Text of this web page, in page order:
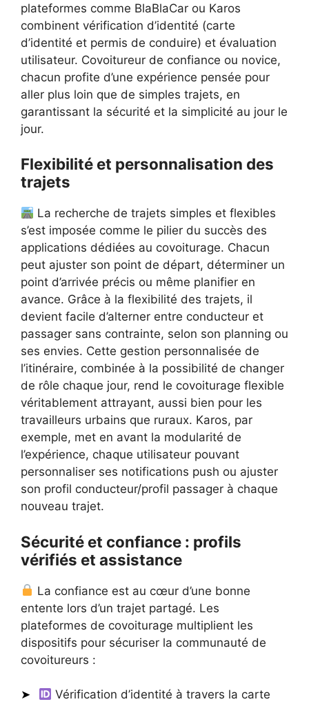
plateformes comme BlaBlaCar ou Karos
combinent vérification d’identité (carte
d’identité et permis de conduire) et évaluation
utilisateur. Covoitureur de confiance ou novice,
chacun profite d’une expérience pensée pour
aller plus loin que de simples trajets, en
garantissant la sécurité et la simplicité au jour le
jour.
Flexibilité et personnalisation des
trajets
La recherche de trajets simples et flexibles
s’est imposée comme le pilier du succès des
applications dédiées au covoiturage. Chacun
peut ajuster son point de départ, déterminer un
point d’arrivée précis ou même planifier en
avance. Grâce à la flexibilité des trajets, il
devient facile d’alterner entre conducteur et
passager sans contrainte, selon son planning ou
ses envies. Cette gestion personnalisée de
l’itinéraire, combinée à la possibilité de changer
de rôle chaque jour, rend le covoiturage flexible
véritablement attrayant, aussi bien pour les
travailleurs urbains que ruraux. Karos, par
exemple, met en avant la modularité de
l’expérience, chaque utilisateur pouvant
personnaliser ses notifications push ou ajuster
son profil conducteur/profil passager à chaque
nouveau trajet.
Sécurité et confiance : profils
vérifiés et assistance
La confiance est au cœur d’une bonne
entente lors d’un trajet partagé. Les
plateformes de covoiturage multiplient les
dispositifs pour sécuriser la communauté de
covoitureurs :
Vérification d’identité à travers la carte